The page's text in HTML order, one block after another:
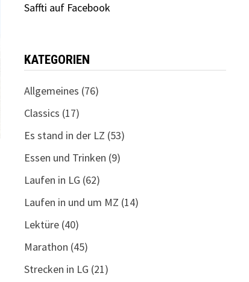
Saffti auf Facebook
KATEGORIEN
Allgemeines (76)
Classics (17)
Es stand in der LZ (53)
Essen und Trinken (9)
Laufen in LG (62)
Laufen in und um MZ (14)
Lektüre(40)
Marathon (45)
Strecken in LG (21)